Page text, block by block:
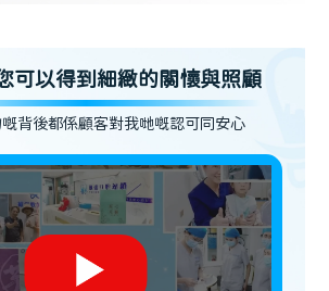
可以得到細緻的關懷與照顧
背後都係顧客對我哋嘅認可同安心